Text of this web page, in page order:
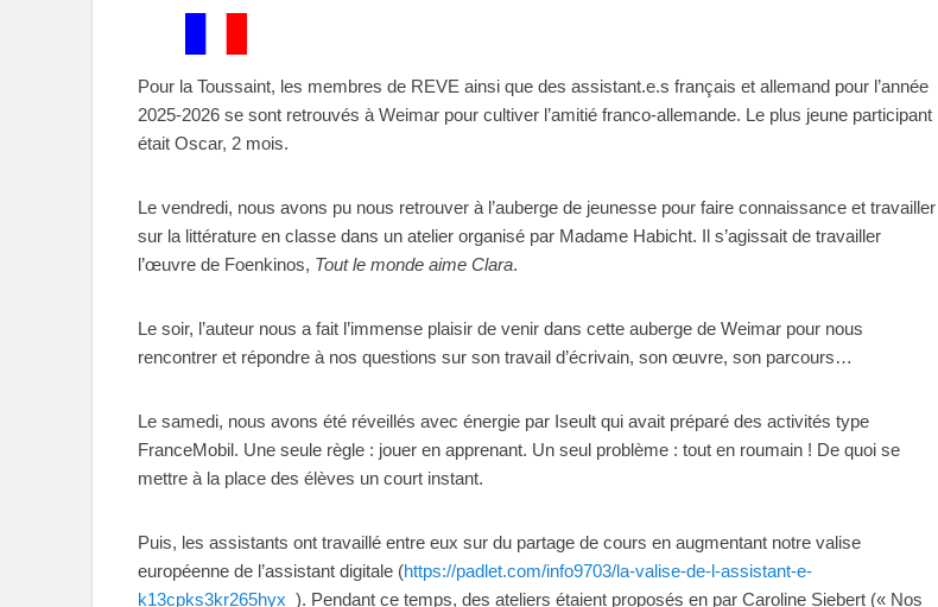
Pour la Toussaint, les membres de REVE ainsi que des assistant.e.s français et allemand pour l’année
2025-2026 se sont retrouvés à Weimar pour cultiver l’amitié franco-allemande. Le plus jeune participant
était Oscar, 2 mois.
Le vendredi, nous avons pu nous retrouver à l’auberge de jeunesse pour faire connaissance et travailler
sur la littérature en classe dans un atelier organisé par Madame Habicht. Il s’agissait de travailler
l’œuvre de Foenkinos, Tout le monde aime Clara.
Le soir, l’auteur nous a fait l’immense plaisir de venir dans cette auberge de Weimar pour nous
rencontrer et répondre à nos questions sur son travail d’écrivain, son œuvre, son parcours…
Le samedi, nous avons été réveillés avec énergie par Iseult qui avait préparé des activités type
FranceMobil. Une seule règle : jouer en apprenant. Un seul problème : tout en roumain ! De quoi se
mettre à la place des élèves un court instant.
Puis, les assistants ont travaillé entre eux sur du partage de cours en augmentant notre valise
européenne de l’assistant digitale (https://padlet.com/info9703/la-valise-de-l-assistant-e-
k13cpks3kr265hyx ). Pendant ce temps, des ateliers étaient proposés en par Caroline Siebert (« Nos